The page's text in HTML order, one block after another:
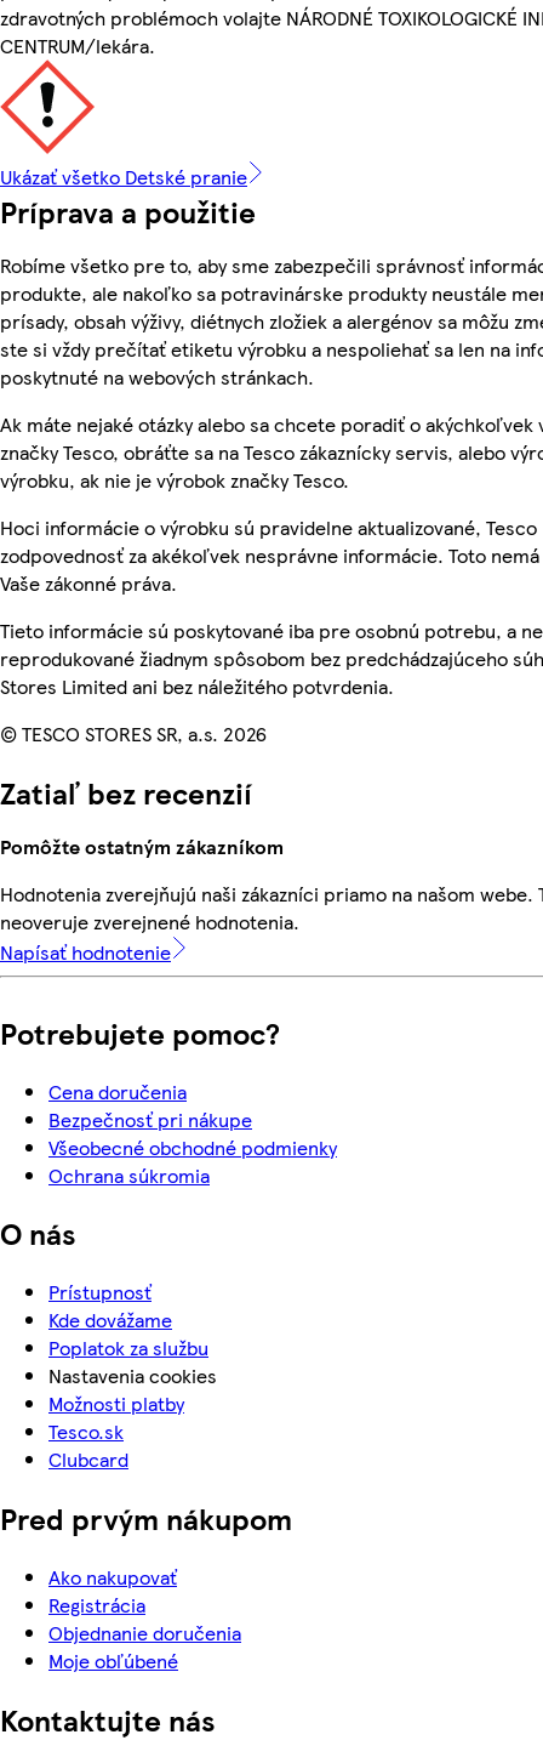
zdravotných problémoch volajte NÁRODNÉ TOXIKOLOGICKÉ
CENTRUM/lekára.
Ukázať všetko Detské pranie
Príprava a použitie
Robíme všetko pre to, aby sme zabezpečili správnosť
produkte, ale nakoľko sa potravinárske produkty neustále
prísady, obsah výživy, diétnych zložiek a alergénov sa môžu
ste si vždy prečítať etiketu výrobku a nespoliehať sa len na
poskytnuté na webových stránkach.
Ak máte nejaké otázky alebo sa chcete poradiť o akýchkoľvek
značky Tesco, obráťte sa na Tesco zákaznícky servis, alebo
výrobku, ak nie je výrobok značky Tesco.
Hoci informácie o výrobku sú pravidelne aktualizované, Tesco
zodpovednosť za akékoľvek nesprávne informácie. Toto
Vaše zákonné práva.
Tieto informácie sú poskytované iba pre osobnú potrebu, a
reprodukované žiadnym spôsobom bez predchádzajúceho
Stores Limited ani bez náležitého potvrdenia.
© TESCO STORES SR, a.s. 2026
Zatiaľ bez recenzií
Pomôžte ostatným zákazníkom
Hodnotenia zverejňujú naši zákazníci priamo na našom webe.
neoveruje zverejnené hodnotenia.
Napísať hodnotenie
Potrebujete pomoc?
Cena doručenia
Bezpečnosť pri nákupe
Všeobecné obchodné podmienky
Ochrana súkromia
O nás
Prístupnosť
Kde dovážame
Poplatok za službu
Nastavenia cookies
Možnosti platby
Tesco.sk
Clubcard
Pred prvým nákupom
Ako nakupovať
Registrácia
Objednanie doručenia
Moje obľúbené
Kontaktujte nás